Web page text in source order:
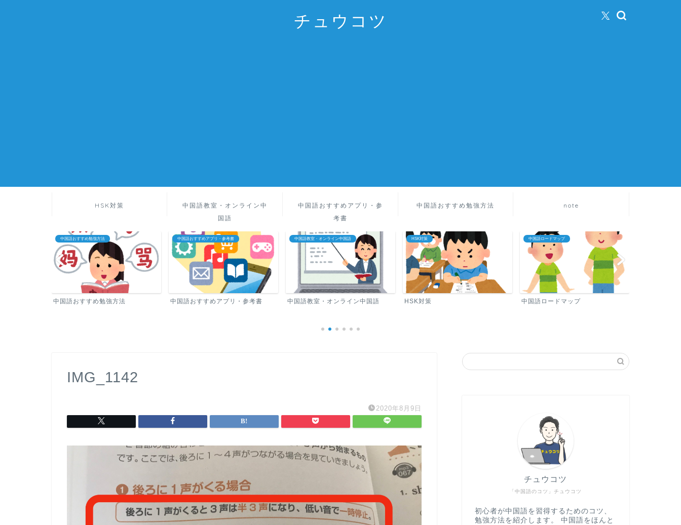
チュウコツ
HSK対策
中国語教室・オンライン中
国語
中国語おすすめアプリ・参
考書
中国語おすすめ勉強方法 note
中国語おすすめ勉強方法
中国語おすすめ勉強方法
中国語おすすめアプリ・参考書
中国語おすすめアプリ・参考書
中国語教室・オンライン中国語
中国語教室・オンライン中国語
HSK対策
HSK対策
中国語ロードマップ
中国語ロードマップ
IMG_1142
2020年8月9日
「中国語のコツ」チュウコツ
チュウコツ
初心者が中国語を習得するためのコツ、
勉強方法を紹介します。 中国語をほんと